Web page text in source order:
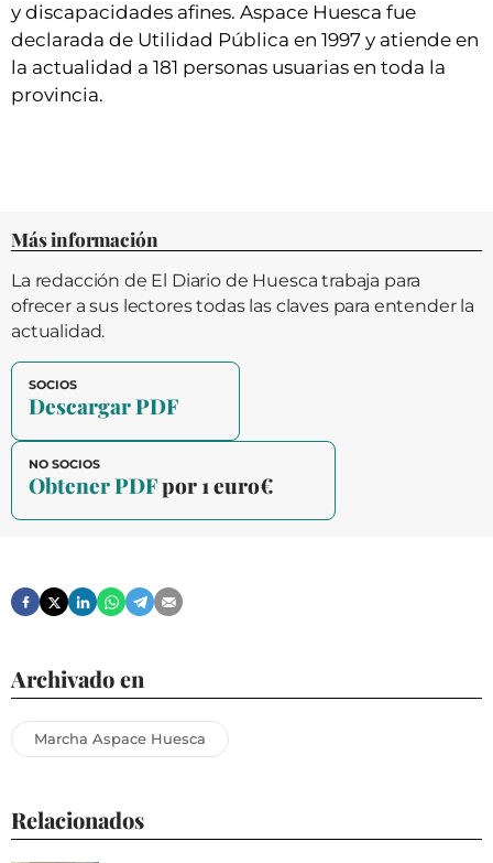
y discapacidades afines. Aspace Huesca fue
declarada de Utilidad Pública en 1997 y atiende en
la actualidad a 181 personas usuarias en toda la
provincia.
Más información
La redacción de El Diario de Huesca trabaja para
ofrecer a sus lectores todas las claves para entender la
actualidad.
SOCIOS
Descargar PDF
NO SOCIOS
Obtener PDFpor 1 euro€
Archivado en
Marcha Aspace Huesca
Relacionados